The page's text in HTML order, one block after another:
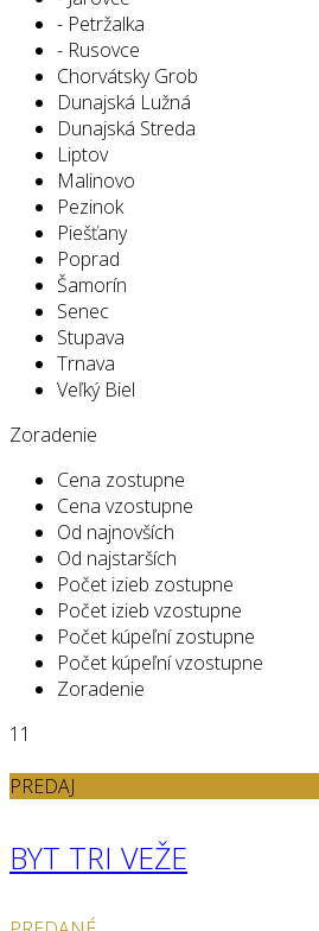
- Petržalka
- Rusovce
Chorvátsky Grob
Dunajská Lužná
Dunajská Streda
Liptov
Malinovo
Pezinok
Piešťany
Poprad
Šamorín
Senec
Stupava
Trnava
Veľký Biel
Zoradenie
Cena zostupne
Cena vzostupne
Od najnovších
Od najstarších
Počet izieb zostupne
Počet izieb vzostupne
Počet kúpeľní zostupne
Počet kúpeľní vzostupne
Zoradenie
11
PREDAJ
BYT TRI VEŽE